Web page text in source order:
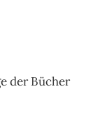
der Bücher